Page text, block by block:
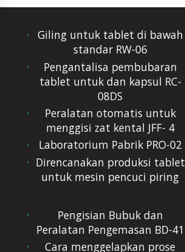
Giling untuk tablet di bawah
standar RW-06
Pengantalisa pembubaran
tablet untuk dan kapsul RC-
08DS
Peralatan otomatis untuk
menggisi zat kental JFF- 4
Laboratorium Pabrik PRO-02
Direncanakan produksi tablet
untuk mesin pencuci piring
Pengisian Bubuk dan
Peralatan Pengemasan BD-41
Cara menggelapkan prose